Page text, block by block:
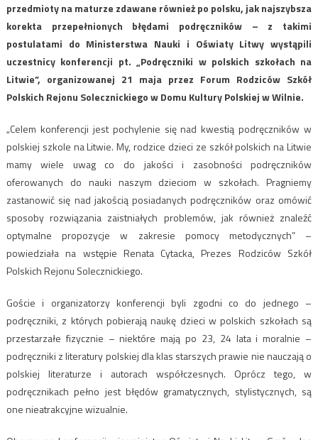
przedmioty na maturze zdawane również po polsku, jak najszybsza
korekta przepełnionych błędami podręczników – z takimi
postulatami do Ministerstwa Nauki i Oświaty Litwy wystąpili
uczestnicy konferencji pt. „Podręczniki w polskich szkołach na
Litwie”, organizowanej 21 maja przez Forum Rodziców Szkół
Polskich Rejonu Solecznickiego w Domu Kultury Polskiej w Wilnie.
„Celem konferencji jest pochylenie się nad kwestią podręczników w
polskiej szkole na Litwie. My, rodzice dzieci ze szkół polskich na Litwie
mamy wiele uwag co do jakości i zasobności podręczników
oferowanych do nauki naszym dzieciom w szkołach. Pragniemy
zastanowić się nad jakością posiadanych podręczników oraz omówić
sposoby rozwiązania zaistniałych problemów, jak również znaleźć
optymalne propozycje w zakresie pomocy metodycznych” –
powiedziała na wstępie Renata Cytacka, Prezes Rodziców Szkół
Polskich Rejonu Solecznickiego.
Goście i organizatorzy konferencji byli zgodni co do jednego –
podręczniki, z których pobierają naukę dzieci w polskich szkołach są
przestarzałe fizycznie – niektóre mają po 23, 24 lata i moralnie –
podręczniki z literatury polskiej dla klas starszych prawie nie nauczają o
polskiej literaturze i autorach współczesnych. Oprócz tego, w
podręcznikach pełno jest błędów gramatycznych, stylistycznych, są
one nieatrakcyjne wizualnie.